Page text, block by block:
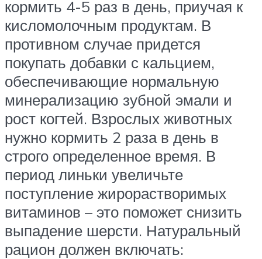
кормить 4-5 раз в день, приучая к
кисломолочным продуктам. В
противном случае придется
покупать добавки с кальцием,
обеспечивающие нормальную
минерализацию зубной эмали и
рост когтей. Взрослых животных
нужно кормить 2 раза в день в
строго определенное время. В
период линьки увеличьте
поступление жирорастворимых
витаминов – это поможет снизить
выпадение шерсти. Натуральный
рацион должен включать: